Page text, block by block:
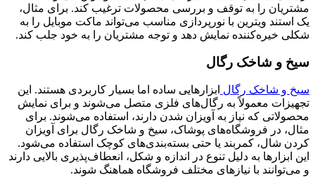
مشتریان را به توقف و بررسی محصولات ترغیب کند. برای مثال،
یک استند ویترین با نورپردازی مناسب می‌تواند ماکت موبایل را به
شکلی خیره‌کننده نمایش دهد و توجه مشتریان را به خود جلب کند.
سیخ و شاخک رگال
سیخ و شاخک رگال ابزارهایی ساده اما بسیار کاربردی هستند. این
تجهیزات معمولاً به رگال‌های فلزی متصل می‌شوند و برای نمایش
محصولاتی که نیاز به آویزان شدن دارند، استفاده می‌شوند. برای
مثال، در فروشگاه‌های پوشاک، سیخ و شاخک رگال برای آویزان
کردن شال، کمربند یا حتی بسته‌بندی‌های کوچک استفاده می‌شود.
این ابزارها به دلیل تنوع در اندازه و شکل، انعطاف‌پذیری بالایی دارند
و می‌توانند با نیازهای مختلف فروشگاه هماهنگ شوند.